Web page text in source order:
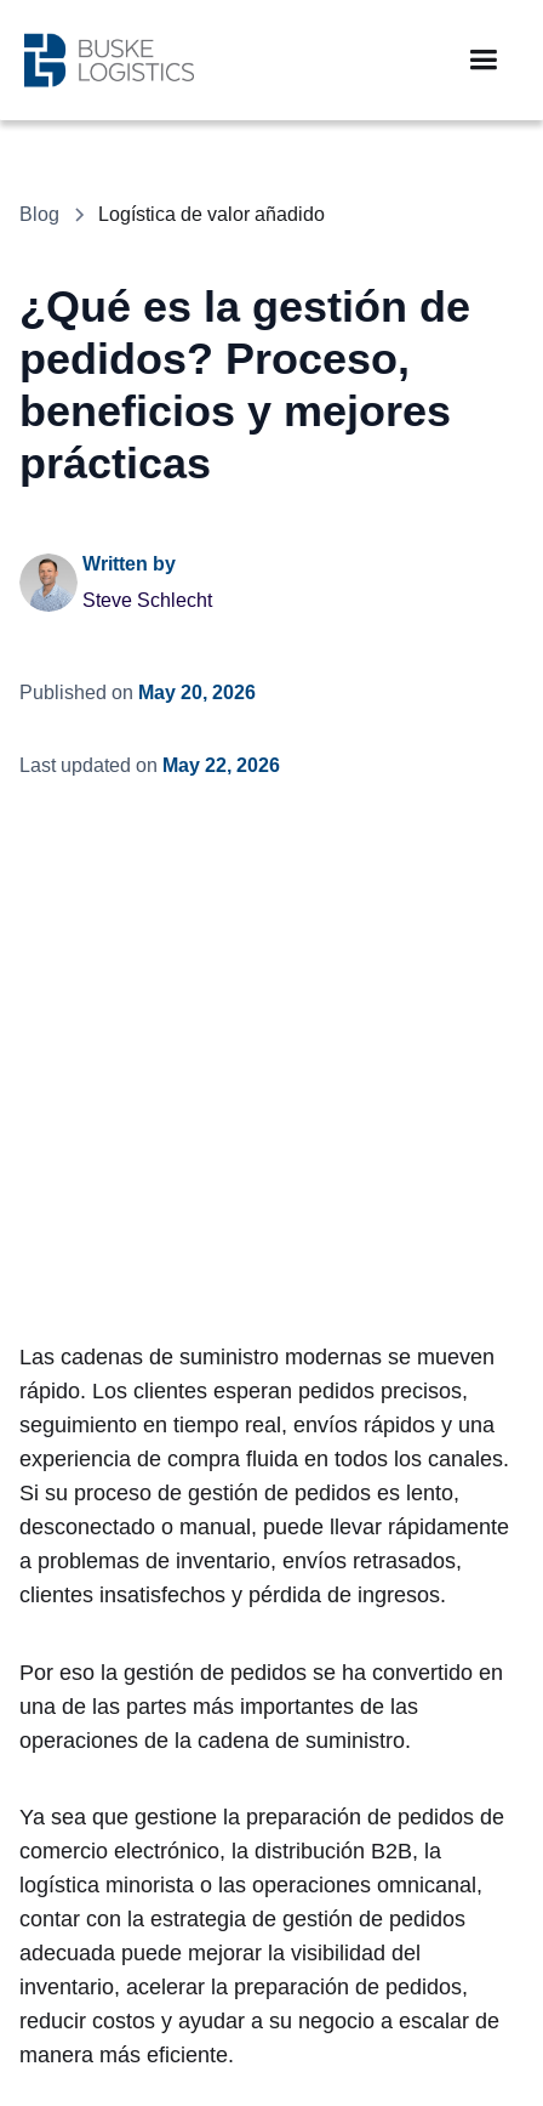
Blog Logística de valor añadido
¿Qué es la gestión de
pedidos? Proceso,
beneficios y mejores
prácticas
Written by
Steve Schlecht
Published on May 20, 2026
Last updated on May 22, 2026
Las cadenas de suministro modernas se mueven
rápido. Los clientes esperan pedidos precisos,
seguimiento en tiempo real, envíos rápidos y una
experiencia de compra fluida en todos los canales.
Si su proceso de gestión de pedidos es lento,
desconectado o manual, puede llevar rápidamente
a problemas de inventario, envíos retrasados,
clientes insatisfechos y pérdida de ingresos.
Por eso la gestión de pedidos se ha convertido en
una de las partes más importantes de las
operaciones de la cadena de suministro.
Ya sea que gestione la preparación de pedidos de
comercio electrónico, la distribución B2B, la
logística minorista o las operaciones omnicanal,
contar con la estrategia de gestión de pedidos
adecuada puede mejorar la visibilidad del
inventario, acelerar la preparación de pedidos,
reducir costos y ayudar a su negocio a escalar de
manera más eficiente.